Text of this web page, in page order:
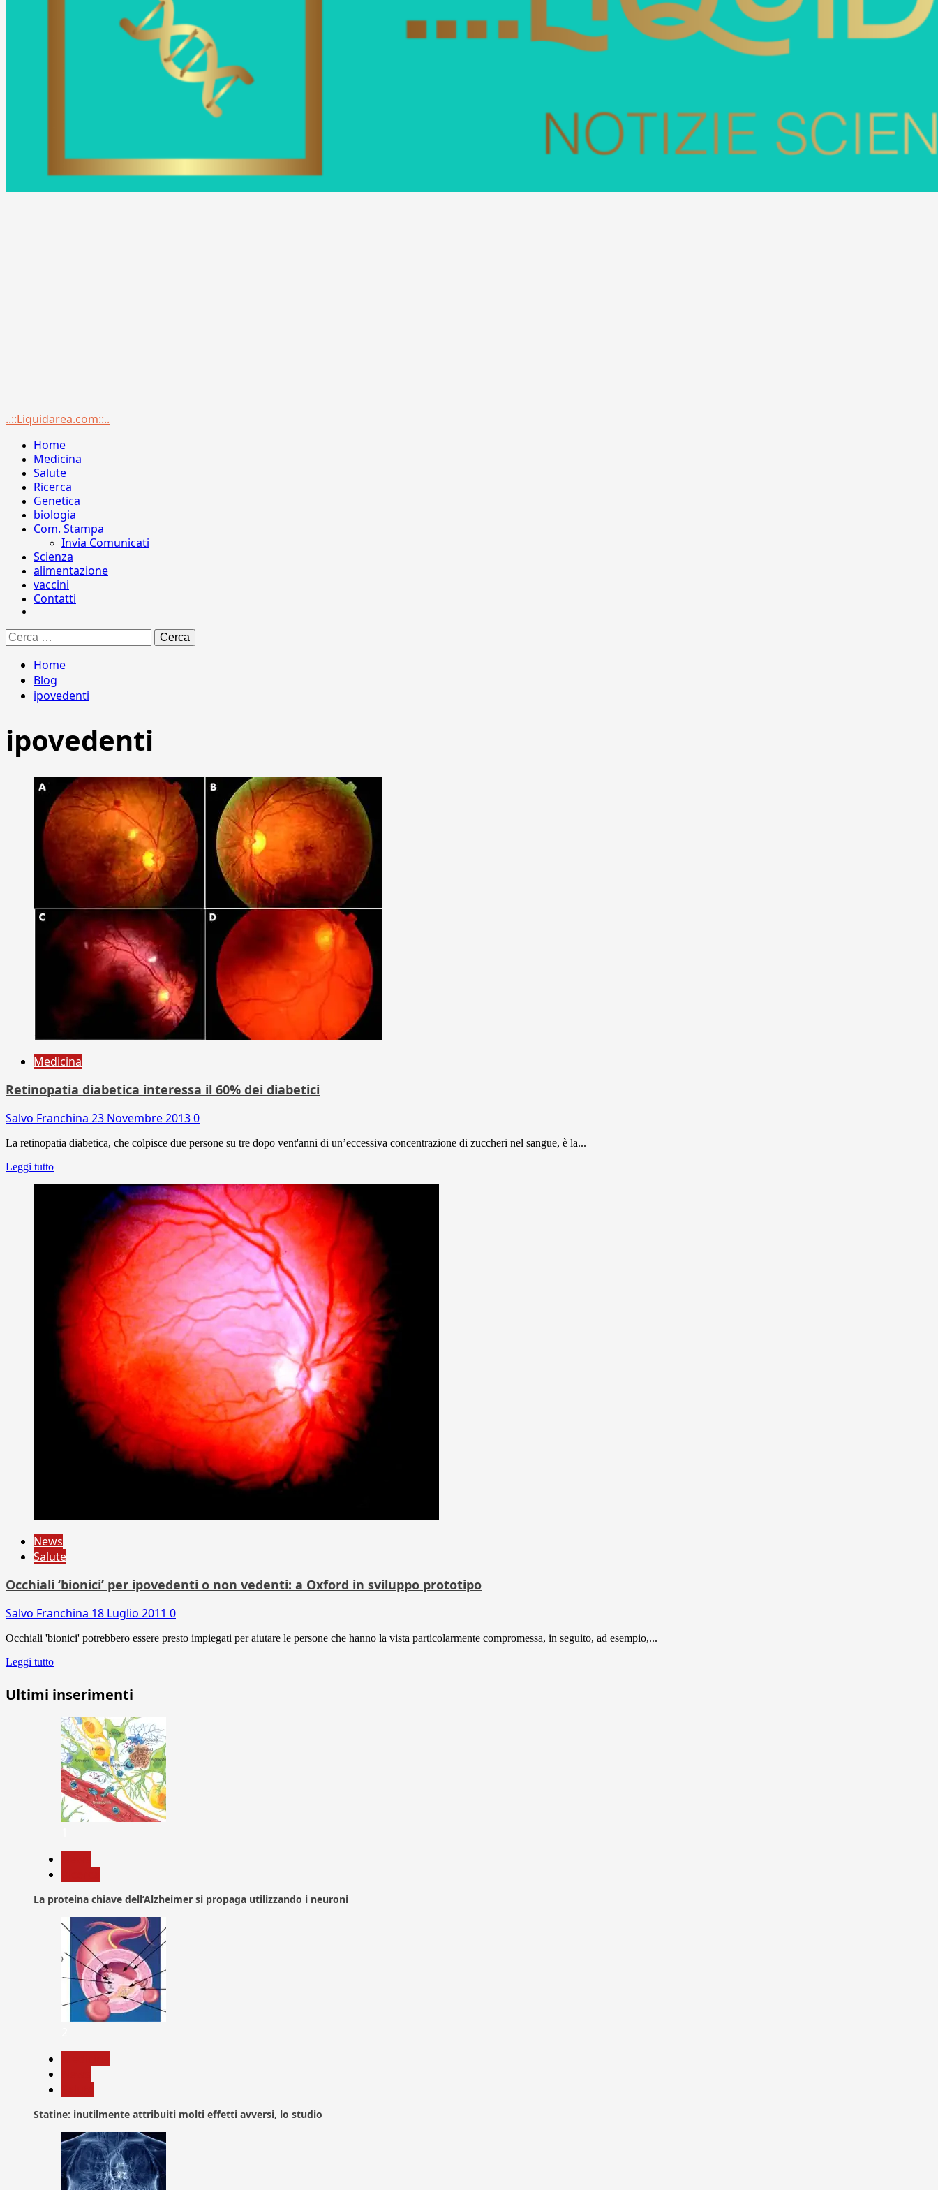
Menu
..::Liquidarea.com::..
Home
Medicina
Salute
Ricerca
Genetica
biologia
Com. Stampa
Invia Comunicati
Scienza
alimentazione
vaccini
Contatti
Ricerca
per:
Home
Blog
ipovedenti
ipovedenti
Medicina
Retinopatia diabetica interessa il 60% dei diabetici
Salvo Franchina 23 Novembre 20130
La retinopatia diabetica, che colpisce due persone su tre dopo vent'anni di un’eccessiva concentrazione di zuccheri nel sangue, è la...
Leggi tutto
News
Salute
Occhiali ‘bionici’ per ipovedenti o non vedenti: a Oxford in sviluppo prototipo
Salvo Franchina 18 Luglio 2011 0
Occhiali 'bionici' potrebbero essere presto impiegati per aiutare le persone che hanno la vista particolarmente compromessa, in seguito, ad esempio,...
Leggi tutto
Ultimi inserimenti
La proteina chiave dell’Alzheimer si propaga utilizzando i neuroni
Statine: inutilmente attribuiti molti effetti avversi, lo studio